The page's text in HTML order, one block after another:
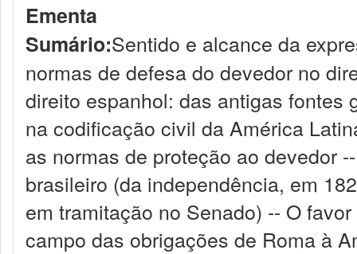
Ementa
Sumário:Sentido e alcance da
normas de defesa do devedor no
direito espanhol: das antigas fontes
na codificação civil da América
as normas de proteção ao devedor
brasileiro (da independência, em
em tramitação no Senado) -- O
campo das obrigações de Roma à